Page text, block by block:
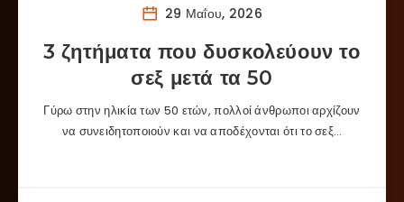
29 Μαΐου, 2026
3 ζητήματα που δυσκολεύουν το
σεξ μετά τα 50
Γύρω στην ηλικία των 50 ετών, πολλοί άνθρωποι αρχίζουν
να συνειδητοποιούν και να αποδέχονται ότι το σεξ…